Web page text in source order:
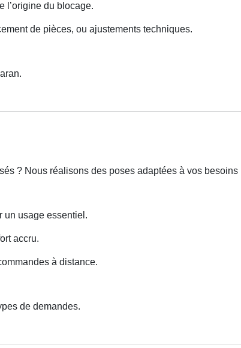
l’origine du blocage.
de pièces, ou ajustements techniques.
? Nous réalisons des poses adaptées à vos besoins
un usage essentiel.
accru.
à distance.
de demandes.